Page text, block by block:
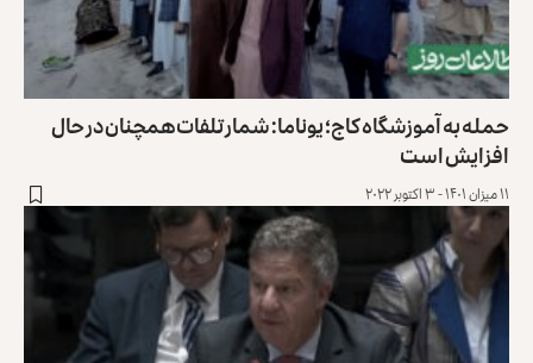
حمله به آموزشگاه کاج؛ یوناما: شمار تلفات همچنان در حال
افزایش است
۱۱ میزان ۱۴۰۱ - ۳ اکتوبر ۲۰۲۲